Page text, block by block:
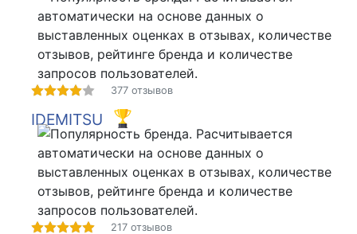
377 отзывов
IDEMITSU
217 отзывов